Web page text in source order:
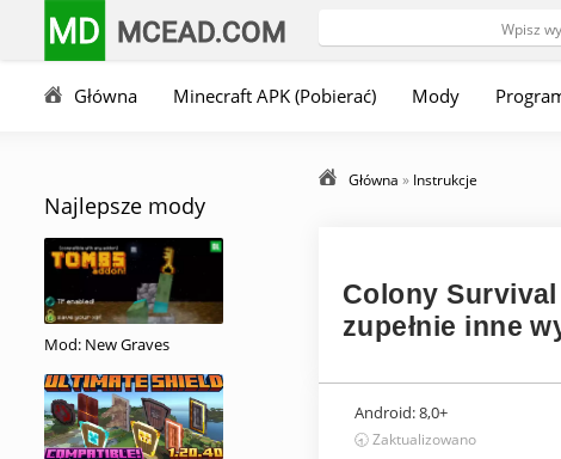
MD MCEAD.COM
Główna Minecraft APK (Pobierać) Mody
Najlepsze mody
Mod: New Graves
Główna » Instrukcje
Colony
zupełnie inne
Android:8,0+
🕣 Zaktualizowano